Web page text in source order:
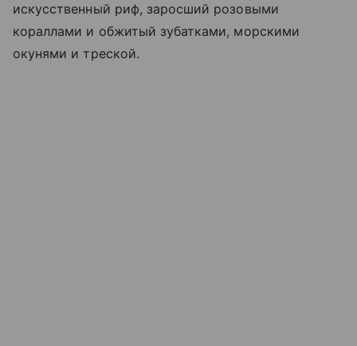
искусственный риф, заросший розовыми
кораллами и обжитый зубатками, морскими
окунями и треской.